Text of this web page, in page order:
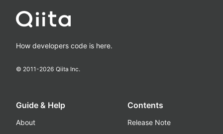
How developers code is here.
© 2011-2026 Qiita Inc.
Guide & Help
About
Contents
Release Note